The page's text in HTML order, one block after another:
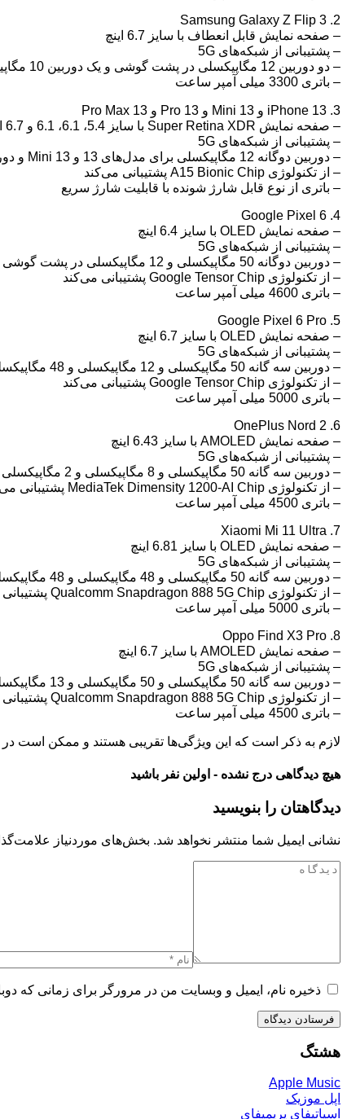
2. Samsung Galaxy Z Flip 3
– صفحه نمایش قابل انعطاف با سایز 6.7 اینچ
– پشتیبانی از شبکه‌های 5G
– دو دوربین 12 مگاپیکسلی در پشت گوشی و یک دوربین 10 مگاپیکسلی در جلوی گوشی
– باتری 3300 میلی آمپر ساعت
3. iPhone 13 و 13 Mini و 13 Pro و 13 Pro Max
– صفحه نمایش Super Retina XDR با سایز 5.4، 6.1، 6.1 و 6.7 اینچ به ترتیب برای مدل‌های Mini، 13، 13 Pro و 13 Pro Max
– پشتیبانی از شبکه‌های 5G
– دوربین دوگانه 12 مگاپیکسلی برای مدل‌های 13 و 13 Mini و دوربین سه گانه 12 مگاپیکسلی برای مدل‌های 13 Pro و 13 Pro Max
– از تکنولوژی A15 Bionic Chip پشتیبانی می‌کند
– باتری از نوع قابل شارژ شونده با قابلیت شارژ سریع
4. Google Pixel 6
– صفحه نمایش OLED با سایز 6.4 اینچ
– پشتیبانی از شبکه‌های 5G
– دوربین دوگانه 50 مگاپیکسلی و 12 مگاپیکسلی در پشت گوشی و دوربین 8 مگاپیکسلی در جلوی گوشی
– از تکنولوژی Google Tensor Chip پشتیبانی می‌کند
– باتری 4600 میلی آمپر ساعت
5. Google Pixel 6 Pro
– صفحه نمایش OLED با سایز 6.7 اینچ
– پشتیبانی از شبکه‌های 5G
– دوربین سه گانه 50 مگاپیکسلی و 12 مگاپیکسلی و 48 مگاپیکسلی در پشت گوشی و دوربین 11 مگاپیکسلی در جلوی گوشی
– از تکنولوژی Google Tensor Chip پشتیبانی می‌کند
– باتری 5000 میلی آمپر ساعت
6. OnePlus Nord 2
– صفحه نمایش AMOLED با سایز 6.43 اینچ
– پشتیبانی از شبکه‌های 5G
– دوربین سه گانه 50 مگاپیکسلی و 8 مگاپیکسلی و 2 مگاپیکسلی در پشت گوشی و دوربین 32 مگاپیکسلی در جلوی گوشی
– از تکنولوژی MediaTek Dimensity 1200-AI Chip پشتیبانی می‌کند
– باتری 4500 میلی آمپر ساعت
7. Xiaomi Mi 11 Ultra
– صفحه نمایش OLED با سایز 6.81 اینچ
– پشتیبانی از شبکه‌های 5G
– دوربین سه گانه 50 مگاپیکسلی و 48 مگاپیکسلی و 48 مگاپیکسلی در پشت گوشی و دوربین 20 مگاپیکسلی در جلوی گوشی
– از تکنولوژی Qualcomm Snapdragon 888 5G Chip پشتیبانی می‌کند
– باتری 5000 میلی آمپر ساعت
8. Oppo Find X3 Pro
– صفحه نمایش AMOLED با سایز 6.7 اینچ
– پشتیبانی از شبکه‌های 5G
– دوربین سه گانه 50 مگاپیکسلی و 50 مگاپیکسلی و 13 مگاپیکسلی در پشت گوشی و دوربین 32 مگاپیکسلی در جلوی گوشی
– از تکنولوژی Qualcomm Snapdragon 888 5G Chip پشتیبانی می‌کند
– باتری 4500 میلی آمپر ساعت
لازم به ذکر است که این ویژگی‌ها تقریبی هستند و ممکن است
هیچ دیدگاهی درج نشده - اولین نفر باشید
دیدگاهتان را بنویسید
نشانی ایمیل شما منتشر نخواهد شد. بخش‌های موردنیاز
ذخیره نام، ایمیل و وبسایت من در مرورگر برای زمانی که
هشتگ
Apple Music
اپل موزیک
اسپاتیفای پریمیفای